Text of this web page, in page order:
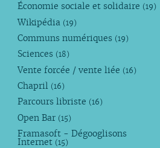
Économie sociale et solidaire (19)
Wikipédia (19)
Communs numériques (19)
Sciences (18)
Vente forcée / vente liée (16)
Chapril (16)
Parcours libriste (16)
Open Bar (15)
Framasoft - Dégooglisons
Internet (15)